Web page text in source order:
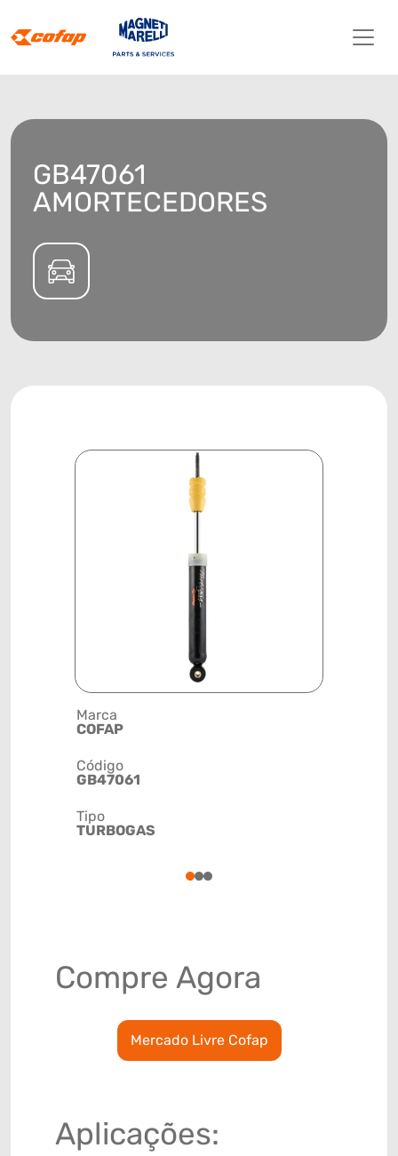
GB47061
AMORTECEDORES
Marca
COFAP
Código
GB47061
Tipo
TURBOGAS
123
Compre Agora
Mercado Livre Cofap
Aplicações: